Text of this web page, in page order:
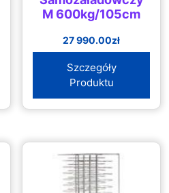
M 600kg/105cm
27 990.00zł
Szczegóły
Produktu